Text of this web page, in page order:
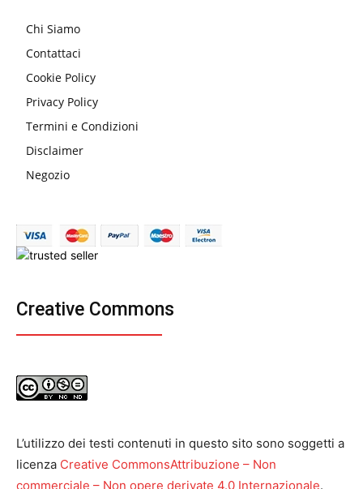
Chi Siamo
Contattaci
Cookie Policy
Privacy Policy
Termini e Condizioni
Disclaimer
Negozio
Creative Commons
L’utilizzo dei testi contenuti in questo sito sono soggetti a
licenza Creative CommonsAttribuzione – Non
commerciale – Non opere derivate 4.0 Internazionale.